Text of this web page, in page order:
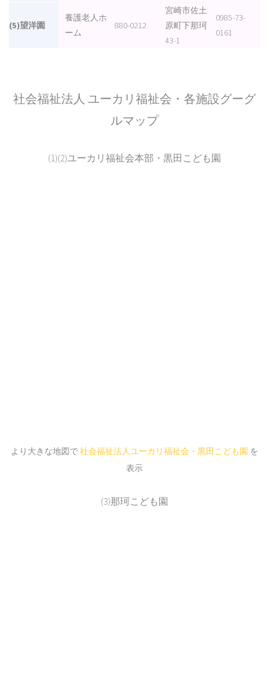
(5)望洋園
養護老人ホ
ーム
880-0212
宮崎市佐土
原町下那珂
43-1
0985-73-
0161
社会福祉法人 ユーカリ福祉会・各施設グーグ
ルマップ
(1)(2)ユーカリ福祉会本部・黒田こども園
より大きな地図で社会福祉法人ユーカリ福祉会・黒田こども園 を
表示
(3)那珂こども園